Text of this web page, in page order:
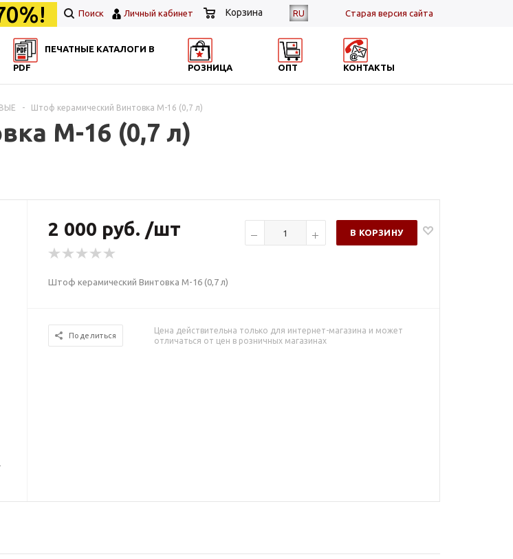
RU Cтарая версия сайта
Поиск Личный кабинет Корзина
ПЕЧАТНЫЕ КАТАЛОГИ В
PDF
РОЗНИЦА ОПТ КОНТАКТЫ
- Штоф керамический Винтовка М-16 (0,7 л)
М-16 (0,7 л)
2 000 руб. /шт В КОРЗИНУ
Штоф керамический Винтовка М-16 (0,7 л)
Поделиться
Цена действительна только для интернет-магазина и может
отличаться от цен в розничных магазинах